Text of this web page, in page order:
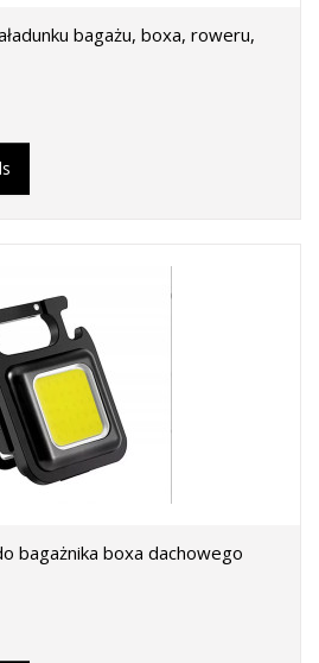
bagażu, boxa, roweru,
bagażnika boxa dachowego